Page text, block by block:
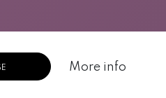
More info